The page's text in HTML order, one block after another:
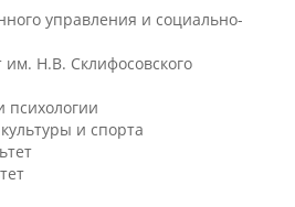
управления и социально-
Н.В. Склифосовского
психологии
и спорта